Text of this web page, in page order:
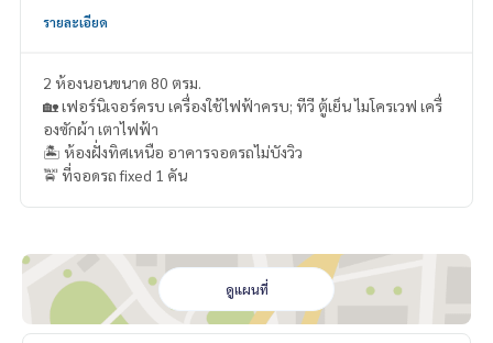
รายละเอียด
2 ห้องนอนขนาด 80 ตรม.
🏡 เฟอร์นิเจอร์ครบ เครื่องใช้ไฟฟ้าครบ; ทีวี ตู้เย็น ไมโครเวฟ เครื่
องซักผ้า เตาไฟฟ้า
🏝 ห้องฝั่งทิศเหนือ อาคารจอดรถไม่บังวิว
🚖 ที่จอดรถ fixed 1 คัน
ดูแผนที่